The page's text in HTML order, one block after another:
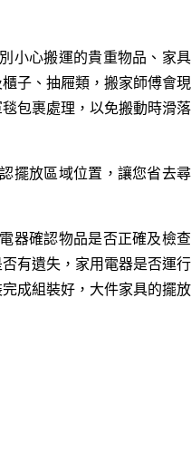
小心搬運的貴重物品、家具
子、抽屜類 ， 搬家師傅會現
包裹處理，以免搬動時滑落
擺放區域位置，讓您省去尋
器確認物品是否正確及檢查
有遺失，家用電器是否運行
成組裝好， 大件家具的擺放